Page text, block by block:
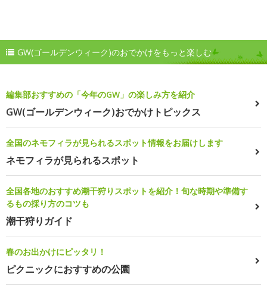
GW(ゴールデンウィーク)のおでかけをもっと楽しむ
編集部おすすめの「今年のGW」の楽しみ方を紹介
GW(ゴールデンウィーク)おでかけトピックス
全国のネモフィラが見られるスポット情報をお届けします
ネモフィラが見られるスポット
全国各地のおすすめ潮干狩りスポットを紹介！旬な時期や準備す
るもの採り方のコツも
潮干狩りガイド
春のお出かけにピッタリ！
ピクニックにおすすめの公園